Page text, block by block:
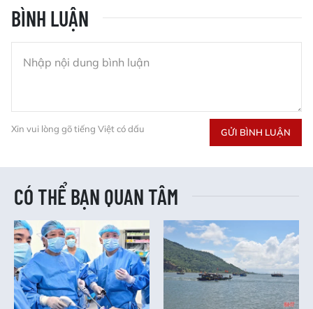
BÌNH LUẬN
Xin vui lòng gõ tiếng Việt có dấu GỬI BÌNH LUẬN
CÓ THỂ BẠN QUAN TÂM